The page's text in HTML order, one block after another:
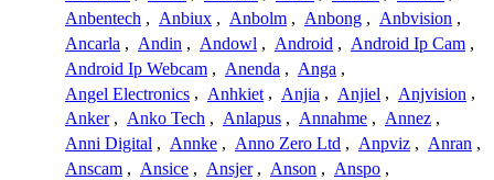
Anbentech , Anbiux , Anbolm , Anbong , Anbvision ,
Ancarla , Andin , Andowl , Android , Android Ip Cam ,
Android Ip Webcam , Anenda , Anga ,
Angel Electronics , Anhkiet , Anjia , Anjiel , Anjvision ,
Anker , Anko Tech , Anlapus , Annahme , Annez ,
Anni Digital , Annke , Anno Zero Ltd , Anpviz , Anran ,
Anscam , Ansice , Ansjer , Anson , Anspo ,